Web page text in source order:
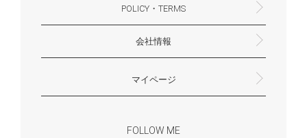
よくあるご質問・お問合せ
お支払いについて
配送・送料について
ギフトサービスについて
一緒に働く？(HAYNI採用情報サイトへ)
for Foreigners (overseas delivery)
POLICY・TERMS
返品・交換について
プライバシーポリシー
特定商取引法に基づく表示
外部送信ポリシー
会社情報
大阪府大阪市淀川区十八条3-9-35
電話番号：06-6868-9671
※お電話でのお問合せ受付は行っておりません
メール：support@hayni.jp
お問い合わせはこちらからお願いいたします
営業時間：10：00～15：00（金曜日は14：00ま
定休日： 土・日・祝祭日
※土日祝祭日はお休みをいただきます。
メールの返信は翌営業日となりますので、ご了承
マイページ
FOLLOW ME